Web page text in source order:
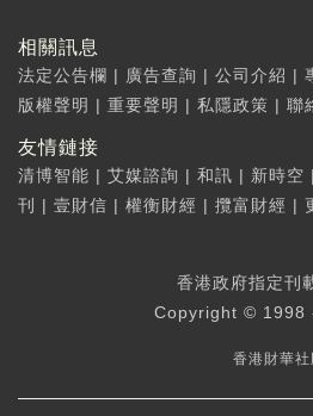
相關訊息
法定公告欄 | 廣告查詢 | 公司介紹 |
版權聲明 | 重要聲明 | 私隱政策 | 聯
友情鏈接
清博智能 | 艾媒諮詢 | 和訊 | 新時空 |
刊
| 壹財信 | 權衡財經 | 攬富財經 |
香港政府指定刊
Copyright © 1998
香港財華社